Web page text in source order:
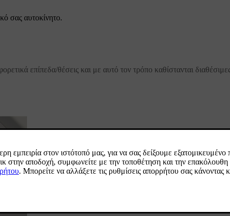
σας αυτοκίνητο.
επίπεδα/θέσεις και με αυτό τον τρόπο καθίστανται διαθέσιμες